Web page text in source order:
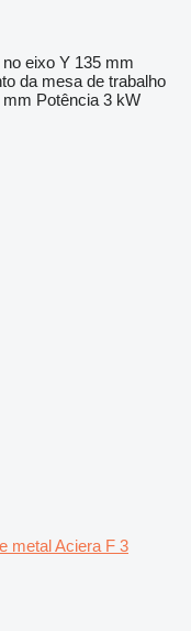
eixo Y 135 mm
da mesa de trabalho
mm Potência 3 kW
metal Aciera F 3